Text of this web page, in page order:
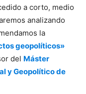
a corto, medio
analizando
la
geopolíticos»
del Máster
y Geopolítico de